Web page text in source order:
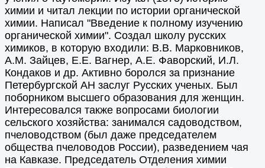
химии и читал лекции по истории органической
химии. Написал "Введение к полному изучению
органической химии". Создал школу русских
химиков, в которую входили: В.В. Марковников,
А.М. Зайцев, Е.Е. Вагнер, А.Е. Фаворский, И.Л.
Кондаков и др. Активно боролся за признание
Петербургской АН заслуг Русских ученых. Был
поборником высшего образования для женщин.
Интересовался также вопросами биологии
сельского хозяйства: занимался садоводством,
пчеловодством (был даже председателем
общества пчеловодов России), разведением чая
на Кавказе. Председатель Отделения химии